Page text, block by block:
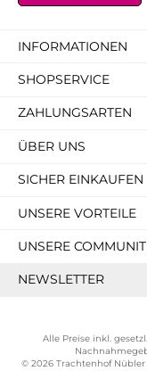
INFORMATIONEN
SHOPSERVICE
ZAHLUNGSARTEN
ÜBER UNS
SICHER EINKAUFEN
UNSERE VORTEILE
UNSERE
NEWSLETTER
Alle Preise inkl.
© 2026 Trachtenhof